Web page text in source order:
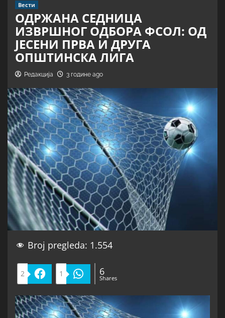
Вести
ОДРЖАНА СЕДНИЦА
ИЗВРШНОГ ОДБОРА ФСОЛ: ОД
ЈЕСЕНИ ПРВА И ДРУГА
ОПШТИНСКА ЛИГА
Редакција 3 године ago
Broj pregleda: 1.554
2 Facebook
1 WhatsApp
Shares
6